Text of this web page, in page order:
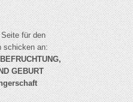
für den
schicken an:
BEFRUCHTUNG,
GEBURT